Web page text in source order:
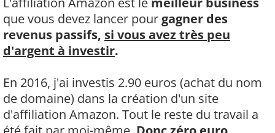
que vous devez lancer pour gagner des
revenus passifs, si vous avez très peu
d'argent à investir.
En 2016, j'ai investis 2.90 euros (achat du nom
de domaine) dans la création d'un site
d'affiliation Amazon. Tout le reste du travail a